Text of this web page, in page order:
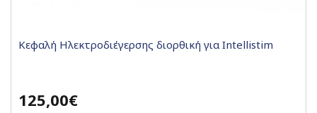
Κεφαλή Ηλεκτροδιέγερσης διορθική για Intellistim
125,00€